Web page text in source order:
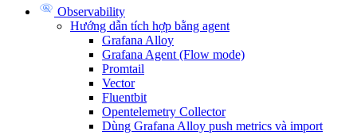
Observability
Hướng dẫn tích hợp bằng agent
Grafana Alloy
Grafana Agent (Flow mode)
Promtail
Vector
Fluentbit
Opentelemetry Collector
Dùng Grafana Alloy push metrics và import